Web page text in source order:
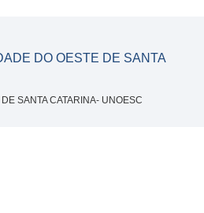
DO OESTE DE SANTA
SANTA CATARINA- UNOESC